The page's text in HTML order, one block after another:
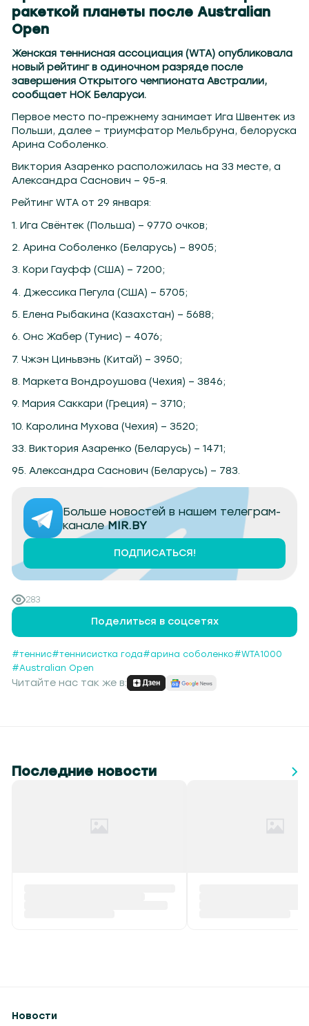
ракеткой планеты после Australian
Open
Женская теннисная ассоциация (WTA) опубликовала
новый рейтинг в одиночном разряде после
завершения Открытого чемпионата Австралии,
сообщает НОК Беларуси.
Первое место по-прежнему занимает Ига Швентек из
Польши, далее – триумфатор Мельбруна, белоруска
Арина Соболенко.
Виктория Азаренко расположилась на 33 месте, а
Александра Саснович – 95-я.
Рейтинг WTA от 29 января:
1. Ига Свёнтек (Польша) – 9770 очков;
2. Арина Соболенко (Беларусь) – 8905;
3. Кори Гауфф (США) – 7200;
4. Джессика Пегула (США) – 5705;
5. Елена Рыбакина (Казахстан) – 5688;
6. Онс Жабер (Тунис) – 4076;
7. Чжэн Циньвэнь (Китай) – 3950;
8. Маркета Вондроушова (Чехия) – 3846;
9. Мария Саккари (Греция) – 3710;
10. Каролина Мухова (Чехия) – 3520;
33. Виктория Азаренко (Беларусь) – 1471;
95. Александра Саснович (Беларусь) – 783.
Больше новостей в нашем телеграм-
каналеMIR.BY
ПОДПИСАТЬСЯ!
283
Поделиться в соцсетях
#теннис#теннисистка года#арина соболенко#WTA1000
#Australian Open
Читайте нас так же в:
Последние новости
Новости